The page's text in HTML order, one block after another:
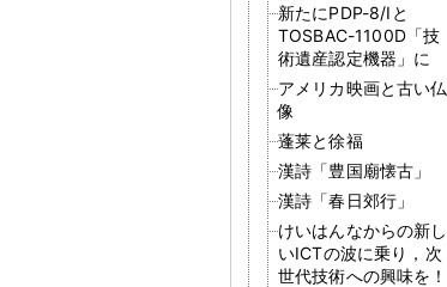
新たにPDP-8/Iと
TOSBAC-1100D「技
術遺産認定機器」に
アメリカ映画と古い仏
像
蓬莱と徐福
漢詩「豊国廟懐古」
漢詩「春日郊行」
けいはんなからの新し
いICTの波に乗り，次
世代技術への興味を！